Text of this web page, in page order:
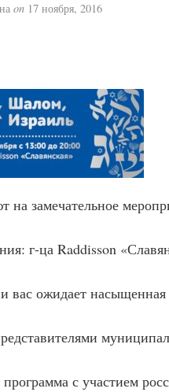
on17 ноября, 2016
на замечательное
г-ца Raddisson
вас ожидает насыщенная
с участием